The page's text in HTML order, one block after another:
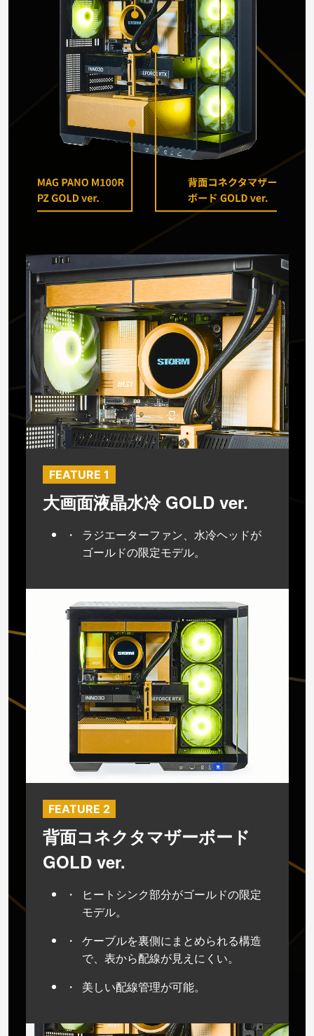
FEATURE 1
大画面液晶水冷 GOLD ver.
ラジエーターファン、水冷ヘッドが
ゴールドの限定モデル。
FEATURE 2
背面コネクタマザーボード
GOLD ver.
ヒートシンク部分がゴールドの限定
モデル。
ケーブルを裏側にまとめられる構造
で、表から配線が見えにくい。
美しい配線管理が可能。